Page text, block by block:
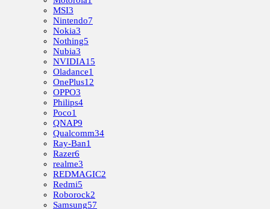
MSI3
Nintendo7
Nokia3
Nothing5
Nubia3
NVIDIA15
Oladance1
OnePlus12
OPPO3
Philips4
Poco1
QNAP9
Qualcomm34
Ray-Ban1
Razer6
realme3
REDMAGIC2
Redmi5
Roborock2
Samsung57